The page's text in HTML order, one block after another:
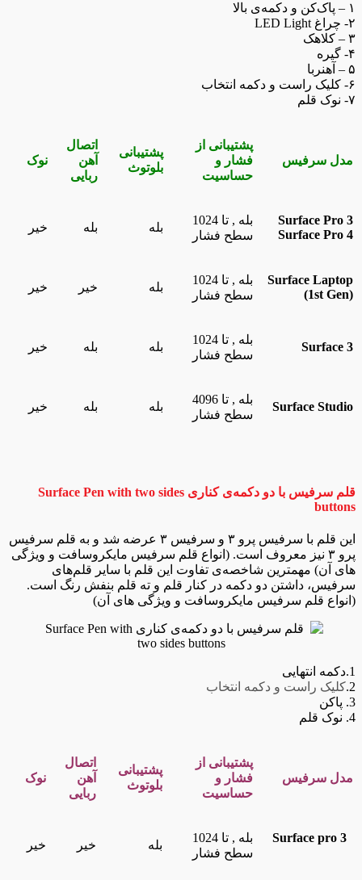
۱ – پاک‌کن و دکمه‌ی بالا
۲- چراغ LED Light
۳ – کلاهک
۴- گیره
۵ – آهنربا
۶- کلیک راست و دکمه انتخاب
۷- نوک قلم
مدل سرفیس
پشتیبانی از
فشار و
حساسیت
پشتیبانی
بلوتوث
اتصال
آهن
ربایی
نوک
Surface Pro 3
Surface Pro 4
بله , تا 1024
سطح فشار
بله بله خیر
Surface Laptop
(1st Gen)
بله , تا 1024
سطح فشار
بله خیر خیر
Surface 3
بله , تا 1024
سطح فشار
بله بله خیر
Surface Studio
بله , تا 4096
سطح فشار
بله بله خیر
قلم سرفیس با دو دکمه‌ی کناری Surface Pen with two sides
buttons
این قلم با سرفیس پرو ۳ و سرفیس ۳ عرضه شد و به قلم سرفیس
پرو ۳ نیز معروف است. (انواع قلم سرفیس مایکروسافت و ویژگی
های آن) مهمترین شاخصه‌ی تفاوت این قلم با سایر قلم‌های
سرفیس، داشتن دو دکمه در کنار قلم و ته قلم بنفش رنگ است.
(انواع قلم سرفیس مایکروسافت و ویژگی های آن)
1.دکمه انتهایی
2. کلیک راست و دکمه انتخاب
3. پاکن
4. نوک قلم
مدل سرفیس
پشتیبانی از
فشار و
حساسیت
پشتیبانی
بلوتوث
اتصال
آهن
ربایی
نوک
بله , تا 1024
سطح فشار
بله خیر خیر